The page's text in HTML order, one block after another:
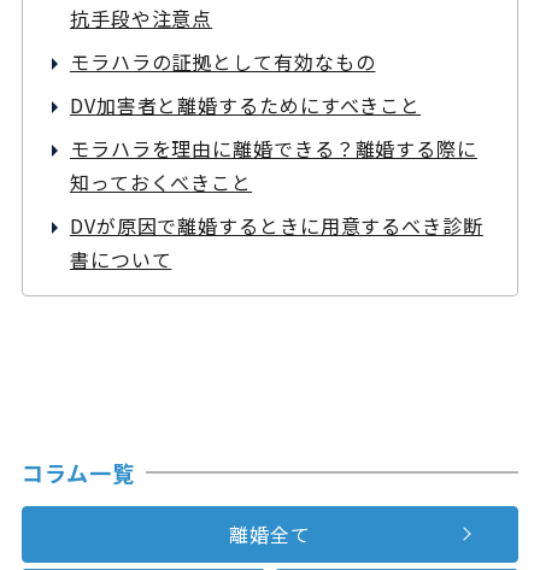
抗手段や注意点
モラハラの証拠として有効なもの
DV加害者と離婚するためにすべきこと
モラハラを理由に離婚できる？離婚する際に
知っておくべきこと
DVが原因で離婚するときに用意するべき診断
書について
コラム一覧
離婚全て